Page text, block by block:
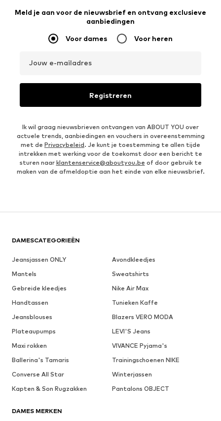
Meld je aan voor de nieuwsbrief en ontvang exclusieve
aanbiedingen
Voor dames Voor heren
Jouw e-mailadres
Registreren
Ik wil graag nieuwsbrieven ontvangen van ABOUT YOU over
actuele trends, aanbiedingen en vouchers in overeenstemming
met de Privacybeleid. Je kunt je toestemming te allen tijde
intrekken met werking voor de toekomst door een bericht te
sturen naar klantenservice@aboutyou.be of door gebruik te
maken van de afmeldoptie aan het einde van elke nieuwsbrief.
DAMESCATEGORIEËN
Jeansjassen ONLY
Avondkleedjes
Mantels
Sweatshirts
Gebreide kleedjes
Nike Air Max
Handtassen
Tunieken Kaffe
Jeansblouses
Blazers VERO MODA
Plateaupumps
LEVI'S Jeans
Maxi rokken
VIVANCE Pyjama's
Ballerina's Tamaris
Trainingschoenen NIKE
Converse All Star
Winterjassen
Kapten & Son Rugzakken
Pantalons OBJECT
DAMES MERKEN